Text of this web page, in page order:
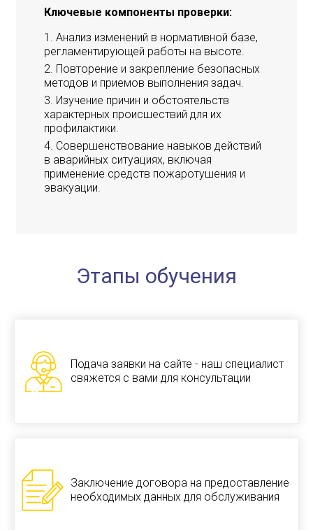
Ключевые компоненты проверки:
Анализ изменений в нормативной базе,
регламентирующей работы на высоте.
Повторение и закрепление безопасных
методов и приемов выполнения задач.
Изучение причин и обстоятельств
характерных происшествий для их
профилактики.
Совершенствование навыков действий
в аварийных ситуациях, включая
применение средств пожаротушения и
эвакуации.
Этапы обучения
Подача заявки на сайте - наш специалист
свяжется с вами для консультации
Заключение договора на предоставление
необходимых данных для обслуживания